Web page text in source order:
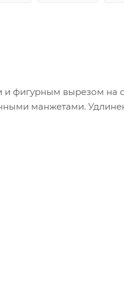
фигурным вырезом на
манжетами.